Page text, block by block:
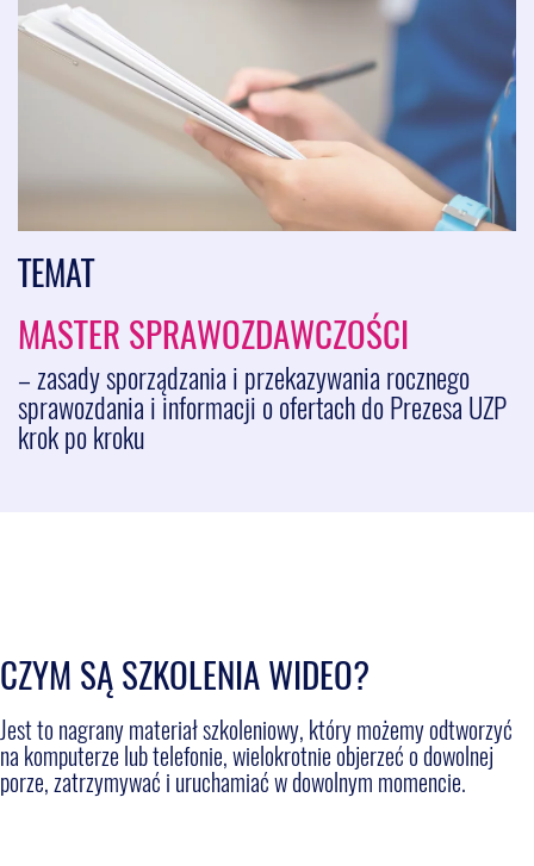
TEMAT
MASTER SPRAWOZDAWCZOŚCI
– zasady sporządzania i przekazywania rocznego
sprawozdania i informacji o ofertach do Prezesa UZP
krok po kroku
CZYM SĄ SZKOLENIA WIDEO?
Jest to nagrany materiał szkoleniowy, który możemy odtworzyć
na komputerze lub telefonie, wielokrotnie objerzeć o dowolnej
porze, zatrzymywać i uruchamiać w dowolnym momencie.